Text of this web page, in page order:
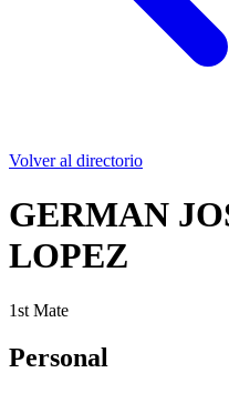
Volver al directorio
GERMAN
LOPEZ
1st Mate
Personal